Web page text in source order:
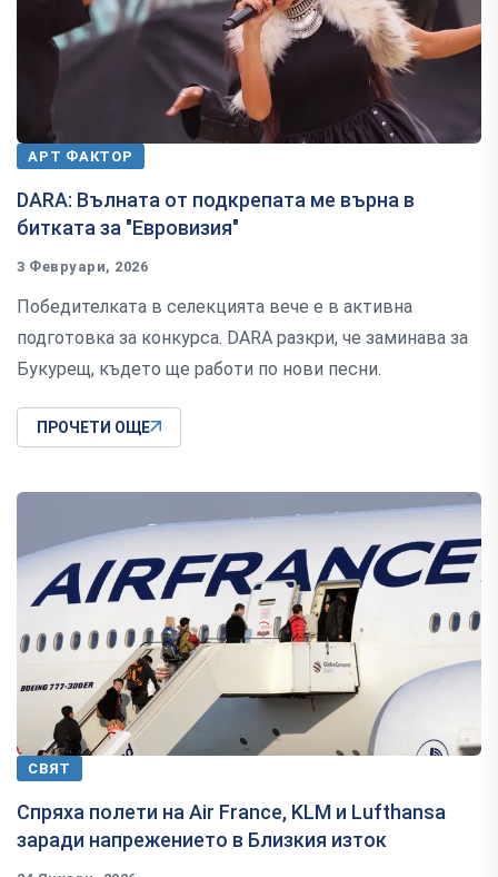
АРТ ФАКТОР
DARA: Вълната от подкрепата ме върна в
битката за "Евровизия"
3 Февруари, 2026
Победителката в селекцията вече е в активна
подготовка за конкурса. DARA разкри, че заминава за
Букурещ, където ще работи по нови песни.
ПРОЧЕТИ ОЩЕ
СВЯТ
Спряха полети на Air France, KLM и Lufthansa
заради напрежението в Близкия изток